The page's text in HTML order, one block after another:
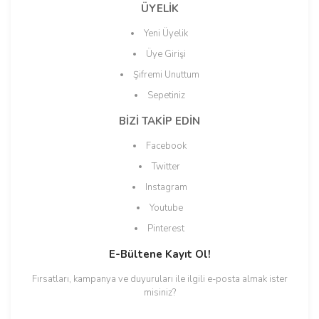
Gönder
ÜYELİK
Yeni Üyelik
Üye Girişi
Şifremi Unuttum
Sepetiniz
BİZİ TAKİP EDİN
Facebook
Twitter
Instagram
Youtube
Pinterest
E-Bültene Kayıt Ol!
Fırsatları, kampanya ve duyuruları ile ilgili e-posta almak ister
misiniz?